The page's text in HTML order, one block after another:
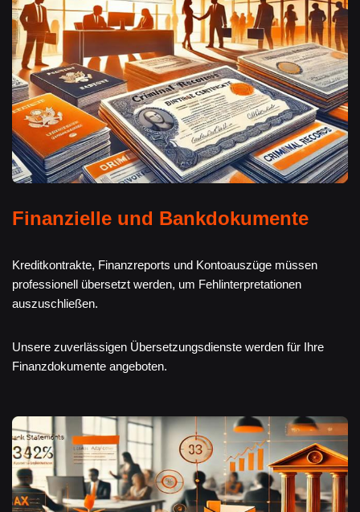
Finanzielle und Bankdokumente
Kreditkontrakte, Finanzreports und Kontoauszüge müssen
professionell übersetzt werden, um Fehlinterpretationen
auszuschließen.
Unsere zuverlässigen Übersetzungsdienste werden für Ihre
Finanzdokumente angeboten.